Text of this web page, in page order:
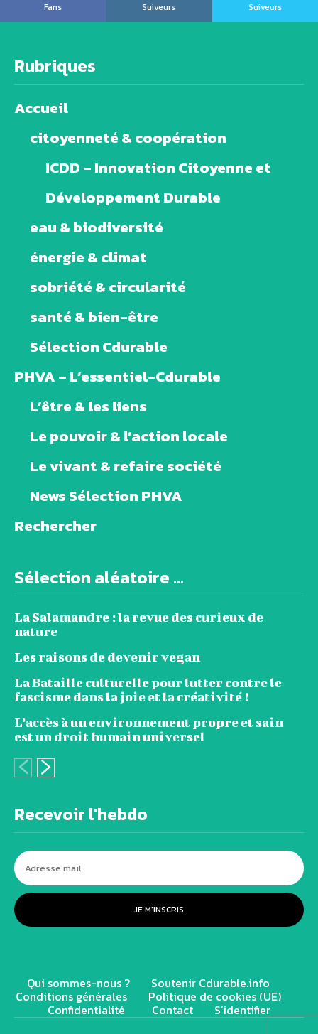
Fans
Suiveurs
Suiveurs
Rubriques
Accueil
citoyenneté & coopération
ICDD – Innovation Citoyenne et
Développement Durable
eau & biodiversité
énergie & climat
sobriété & circularité
santé & bien-être
Sélection Cdurable
PHVA – L’essentiel-Cdurable
L’être & les liens
Le pouvoir & l’action locale
Le vivant & refaire société
News Sélection PHVA
Rechercher
Sélection aléatoire ...
La Salamandre : la revue des curieux de
nature
Les raisons de devenir vegan
La Bataille culturelle pour lutter contre le
fascisme dans la joie et la créativité !
L’accès à un environnement propre et sain
est un droit humain universel
Recevoir l'hebdo
JE M'INSCRIS
Qui sommes-nous ? Soutenir Cdurable.info
Conditions générales Politique de cookies (UE)
Confidentialité Contact S’identifier